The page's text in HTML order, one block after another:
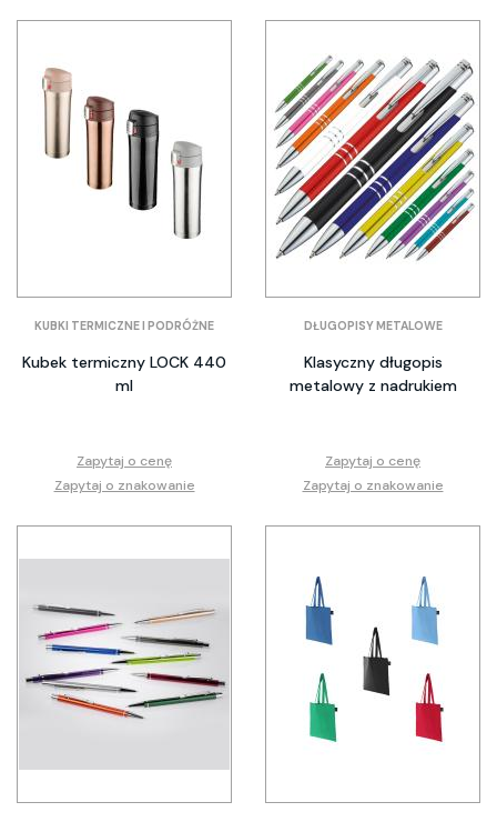
KUBKI TERMICZNE I PODRÓŻNE
Kubek termiczny LOCK 440
ml
Zapytaj o cenę
Zapytaj o znakowanie
DŁUGOPISY METALOWE
Klasyczny długopis
metalowy z nadrukiem
Zapytaj o cenę
Zapytaj o znakowanie